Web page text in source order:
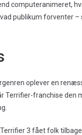
computeranimeret,
publikum forventer
oplever en
franchise den
3 fået folk